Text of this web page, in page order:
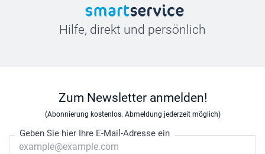
Hilfe, direkt und persönlich
Zum Newsletter anmelden!
(Abonnierung kostenlos. Abmeldung jederzeit möglich)
Geben Sie hier Ihre E-Mail-Adresse ein